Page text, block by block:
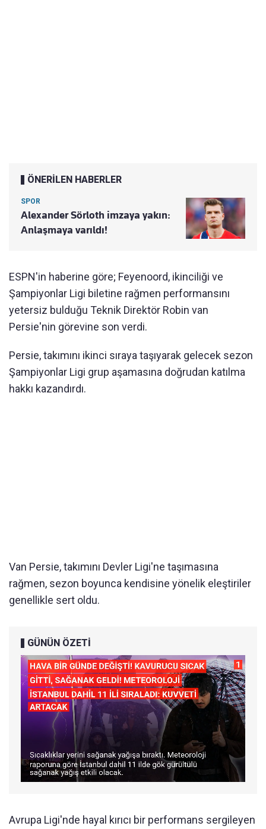
ÖNERİLEN HABERLER
SPOR
Alexander Sörloth imzaya yakın:
Anlaşmaya varıldı!
ESPN'in haberine göre; Feyenoord, ikinciliği ve
Şampiyonlar Ligi biletine rağmen performansını
yetersiz bulduğu Teknik Direktör Robin van
Persie'nin görevine son verdi.
Persie, takımını ikinci sıraya taşıyarak gelecek sezon
Şampiyonlar Ligi grup aşamasına doğrudan katılma
hakkı kazandırdı.
Van Persie, takımını Devler Ligi'ne taşımasına
rağmen, sezon boyunca kendisine yönelik eleştiriler
genellikle sert oldu.
GÜNÜN ÖZETİ
Avrupa Ligi'nde hayal kırıcı bir performans sergileyen